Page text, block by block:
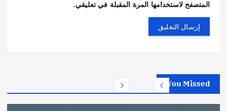
المتصفح لاستخدامها المرة المقبلة في تعليقي.
You Missed